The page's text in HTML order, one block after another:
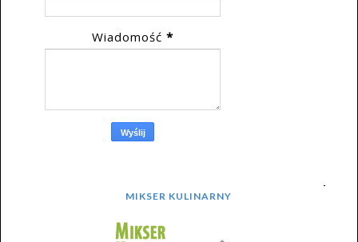
Wiadomość *
MIKSER KULINARNY